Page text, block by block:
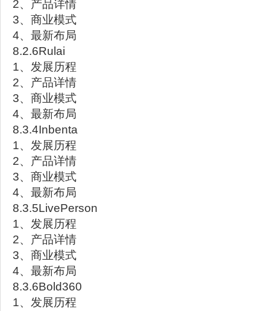
2、产品详情
3、商业模式
4、最新布局
8.2.6Rulai
1、发展历程
2、产品详情
3、商业模式
4、最新布局
8.3.4Inbenta
1、发展历程
2、产品详情
3、商业模式
4、最新布局
8.3.5LivePerson
1、发展历程
2、产品详情
3、商业模式
4、最新布局
8.3.6Bold360
1、发展历程